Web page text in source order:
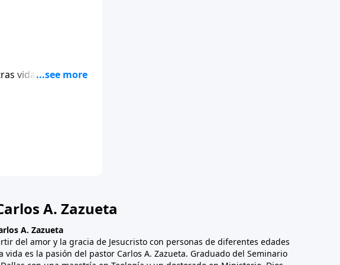
vidas en lo que
a buscar
en cuanto a
que
A. Zazueta
A. Zazueta
del amor y la gracia de Jesucristo con personas de diferentes edades
vida es la pasión del pastor Carlos A. Zazueta. Graduado del Seminario